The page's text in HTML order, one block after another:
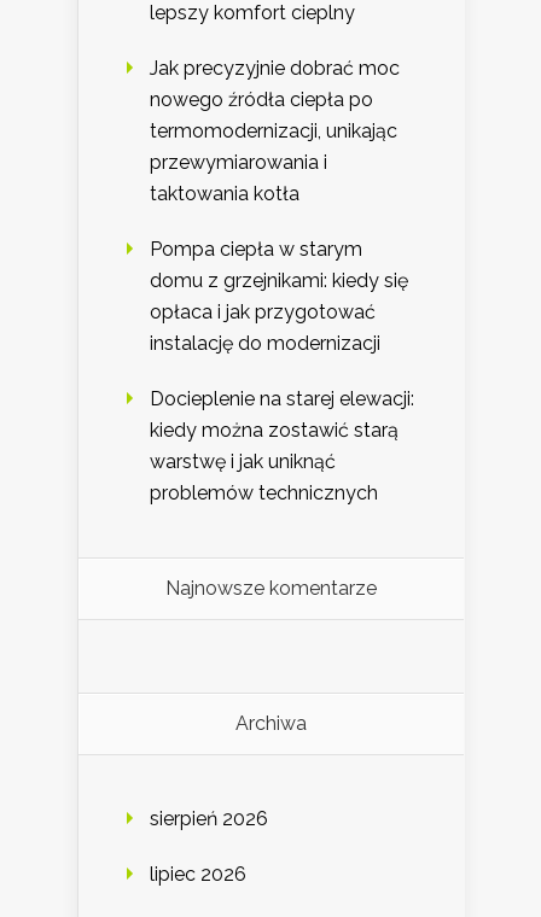
lepszy komfort cieplny
Jak precyzyjnie dobrać moc
nowego źródła ciepła po
termomodernizacji, unikając
przewymiarowania i
taktowania kotła
Pompa ciepła w starym
domu z grzejnikami: kiedy się
opłaca i jak przygotować
instalację do modernizacji
Docieplenie na starej elewacji:
kiedy można zostawić starą
warstwę i jak uniknąć
problemów technicznych
Najnowsze komentarze
Archiwa
sierpień 2026
lipiec 2026